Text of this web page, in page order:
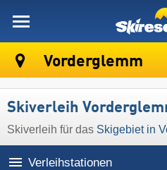
Vorderglemm
Skiverleih
Skiverleih für das Skigebiet in
Verleihstationen